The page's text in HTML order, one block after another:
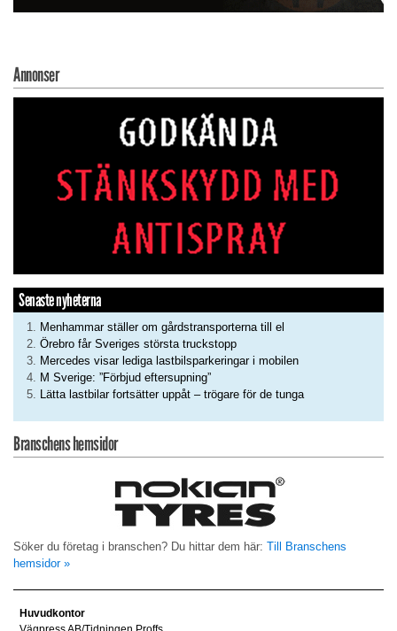
Annonser
Senaste nyheterna
Menhammar ställer om gårdstransporterna till el
Örebro får Sveriges största truckstopp
Mercedes visar lediga lastbilsparkeringar i mobilen
M Sverige: ”Förbjud eftersupning”
Lätta lastbilar fortsätter uppåt – trögare för de tunga
Branschens hemsidor
Söker du företag i branschen? Du hittar dem här: Till Branschens
hemsidor »
Huvudkontor